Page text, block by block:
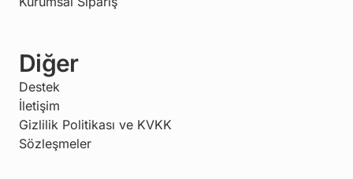
Diğer
Destek
İletişim
Gizlilik Politikası ve KVKK
Sözleşmeler